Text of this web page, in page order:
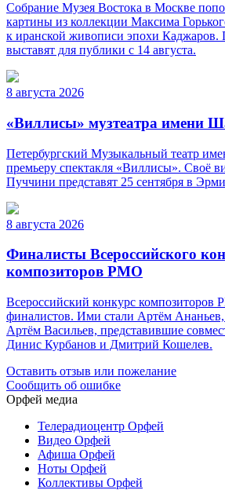
Собрание Музея Востока в Москве
картины из коллекции Максима
к иранской живописи эпохи Каджаров.
выставят для публики с 14 августа.
8 августа 2026
«Виллисы» музтеатра имени
Петербургский Музыкальный театр
премьеру спектакля «Виллисы». Своё
Пуччини представят 25 сентября в
8 августа 2026
Финалисты Всероссийского
композиторов РМО
Всероссийский конкурс композиторов
финалистов. Ими стали Артём
Артём Васильев, представившие
Динис Курбанов и Дмитрий Кошелев.
Оставить отзыв или пожелание
Сообщить об ошибке
Орфей медиа
Телерадиоцентр Орфей
Видео Орфей
Афиша Орфей
Ноты Орфей
Коллективы Орфей